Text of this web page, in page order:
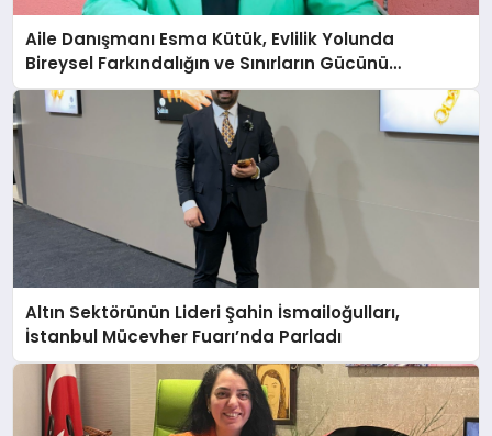
Aile Danışmanı Esma Kütük, Evlilik Yolunda
Bireysel Farkındalığın ve Sınırların Gücünü
Anlatıyor
Altın Sektörünün Lideri Şahin İsmailoğulları,
İstanbul Mücevher Fuarı’nda Parladı ￼